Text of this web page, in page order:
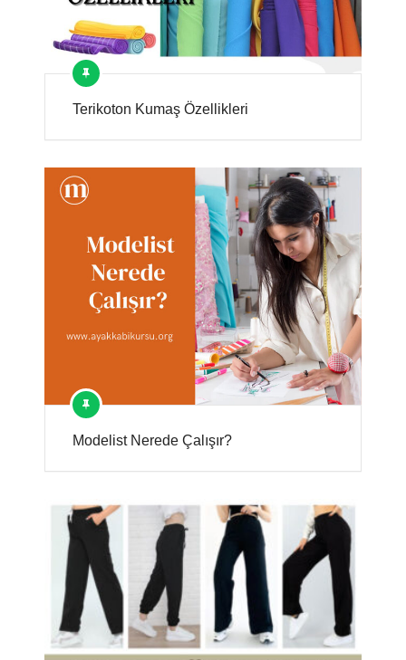
Terikoton Kumaş Özellikleri
Modelist Nerede Çalışır?